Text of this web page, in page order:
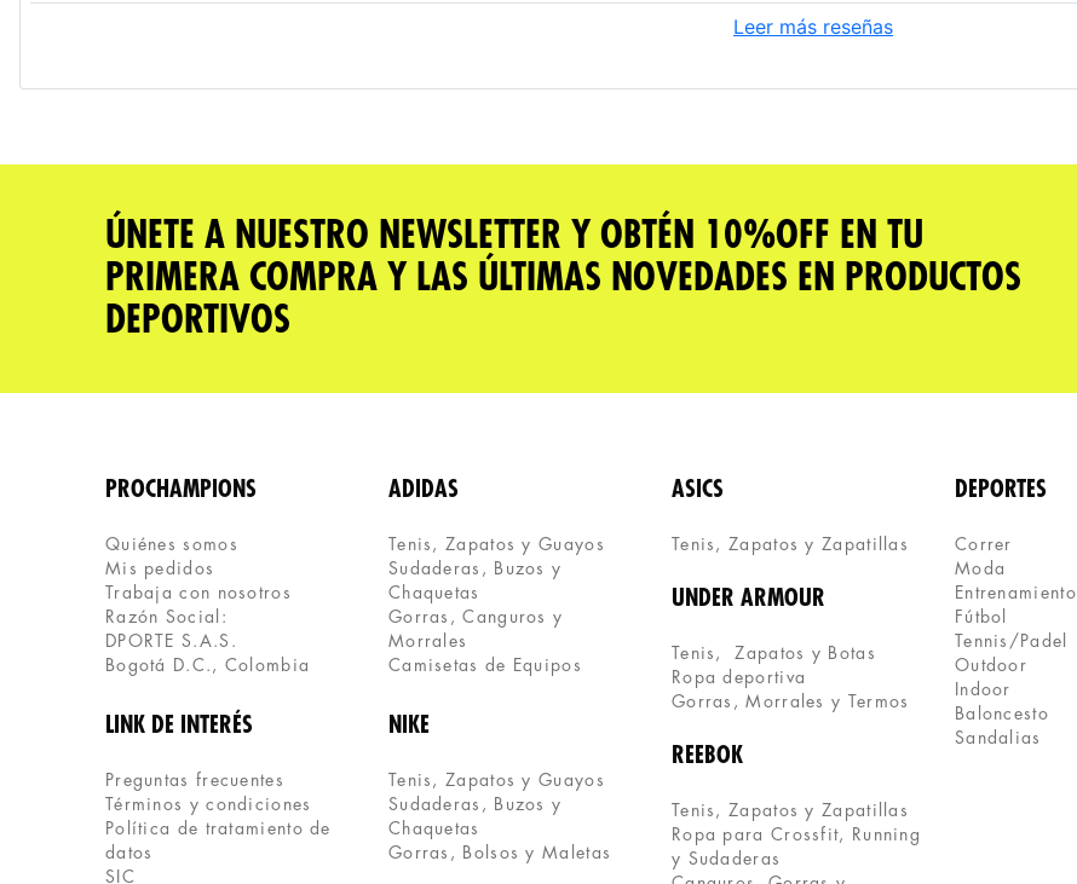
Leer más reseñas
ÚNETE A NUESTRO NEWSLETTER Y OBTÉN 10%OFF EN TU
PRIMERA COMPRA Y LAS ÚLTIMAS NOVEDADES EN PRODUCTOS
DEPORTIVOS
PROCHAMPIONS
Quiénes somos
Mis pedidos
Trabaja con nosotros
Razón Social:
DPORTE S.A.S.
Bogotá D.C., Colombia
LINK DE INTERÉS
Preguntas frecuentes
Términos y condiciones
Política de tratamiento de
datos
SIC
ADIDAS
Tenis, Zapatos y Guayos
Sudaderas, Buzos y
Chaquetas
Gorras, Canguros y
Morrales
Camisetas de Equipos
NIKE
Tenis, Zapatos y Guayos
Sudaderas, Buzos y
Chaquetas
Gorras, Bolsos y Maletas
ASICS
Tenis, Zapatos y Zapatillas
UNDER ARMOUR
Tenis,  Zapatos y Botas
Ropa deportiva
Gorras, Morrales y Termos
REEBOK
Tenis, Zapatos y Zapatillas
Ropa para Crossfit, Running
y Sudaderas
DEPORTES
Correr
Moda
Entrenamiento
Fútbol
Tennis/Padel
Outdoor
Indoor
Baloncesto
Sandalias